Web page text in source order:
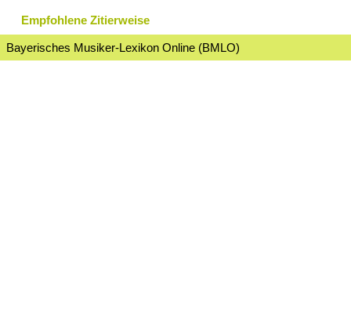
Empfohlene Zitierweise
Bayerisches Musiker-Lexikon Online (BMLO)